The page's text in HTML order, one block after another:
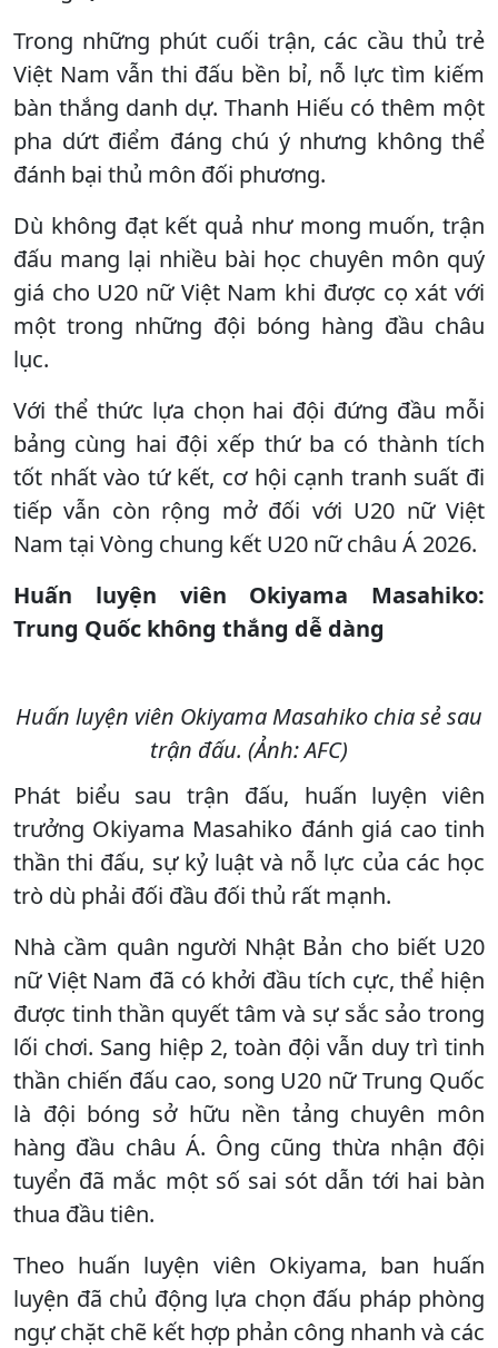
Trong những phút cuối trận, các cầu thủ trẻ
Việt Nam vẫn thi đấu bền bỉ, nỗ lực tìm kiếm
bàn thắng danh dự. Thanh Hiếu có thêm một
pha dứt điểm đáng chú ý nhưng không thể
đánh bại thủ môn đối phương.
Dù không đạt kết quả như mong muốn, trận
đấu mang lại nhiều bài học chuyên môn quý
giá cho U20 nữ Việt Nam khi được cọ xát với
một trong những đội bóng hàng đầu châu
lục.
Với thể thức lựa chọn hai đội đứng đầu mỗi
bảng cùng hai đội xếp thứ ba có thành tích
tốt nhất vào tứ kết, cơ hội cạnh tranh suất đi
tiếp vẫn còn rộng mở đối với U20 nữ Việt
Nam tại Vòng chung kết U20 nữ châu Á 2026.
Huấn luyện viên Okiyama Masahiko:
Trung Quốc không thắng dễ dàng
Huấn luyện viên Okiyama Masahiko chia sẻ sau
trận đấu. (Ảnh: AFC)
Phát biểu sau trận đấu, huấn luyện viên
trưởng Okiyama Masahiko đánh giá cao tinh
thần thi đấu, sự kỷ luật và nỗ lực của các học
trò dù phải đối đầu đối thủ rất mạnh.
Nhà cầm quân người Nhật Bản cho biết U20
nữ Việt Nam đã có khởi đầu tích cực, thể hiện
được tinh thần quyết tâm và sự sắc sảo trong
lối chơi. Sang hiệp 2, toàn đội vẫn duy trì tinh
thần chiến đấu cao, song U20 nữ Trung Quốc
là đội bóng sở hữu nền tảng chuyên môn
hàng đầu châu Á. Ông cũng thừa nhận đội
tuyển đã mắc một số sai sót dẫn tới hai bàn
thua đầu tiên.
Theo huấn luyện viên Okiyama, ban huấn
luyện đã chủ động lựa chọn đấu pháp phòng
ngự chặt chẽ kết hợp phản công nhanh và các